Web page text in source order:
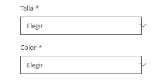
Talla *
Color *